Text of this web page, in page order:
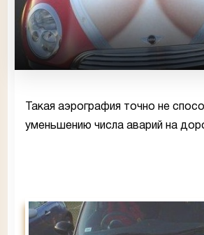
Такая аэрография точно не
уменьшению числа аварий на